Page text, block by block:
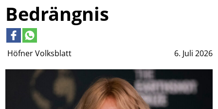
Höfner Volksblatt 6. Juli 2026
Bedrängnis